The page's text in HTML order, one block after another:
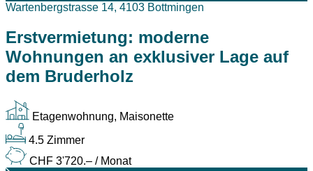
Wartenbergstrasse 14, 4103 Bottmingen
Erstvermietung: moderne
Wohnungen an exklusiver Lage auf
dem Bruderholz
Etagenwohnung, Maisonette
4.5 Zimmer
CHF 3'720.– / Monat